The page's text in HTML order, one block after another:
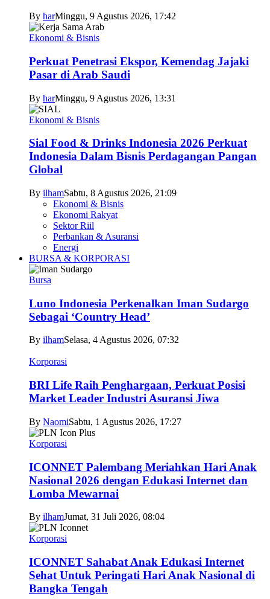
By harMinggu, 9 Agustus 2026, 17:42
Ekonomi & Bisnis
Perkuat Penetrasi Ekspor, Kemendag Jajaki
Pasar di Arab Saudi
By harMinggu, 9 Agustus 2026, 13:31
Ekonomi & Bisnis
Sial Food & Drinks Indonesia 2026 Perkuat
Indonesia Dalam Bisnis Perdagangan Pangan
Global
By ilhamSabtu, 8 Agustus 2026, 21:09
Ekonomi & Bisnis
Ekonomi Rakyat
Sektor Riil
Perbankan & Asuransi
Energi
BURSA & KORPORASI
Bursa
Luno Indonesia Perkenalkan Iman Sudargo
Sebagai ‘Country Head’
By ilhamSelasa, 4 Agustus 2026, 07:32
Korporasi
BRI Life Raih Penghargaan, Perkuat Posisi
Market Leader Industri Asuransi Jiwa
By NaomiSabtu, 1 Agustus 2026, 17:27
Korporasi
ICONNET Palembang Meriahkan Hari Anak
Nasional 2026 dengan Edukasi Internet dan
Lomba Mewarnai
By ilhamJumat, 31 Juli 2026, 08:04
Korporasi
ICONNET Sahabat Anak Edukasi Internet
Sehat Untuk Peringati Hari Anak Nasional di
Bangka Tengah